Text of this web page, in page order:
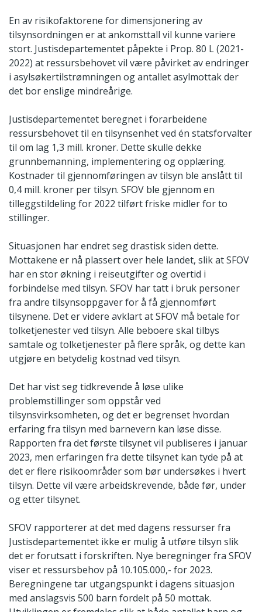
En av risikofaktorene for dimensjonering av
tilsynsordningen er at ankomsttall vil kunne variere
stort. Justisdepartementet påpekte i Prop. 80 L (2021-
2022) at ressursbehovet vil være påvirket av endringer
i asylsøkertilstrømningen og antallet asylmottak der
det bor enslige mindreårige.
Justisdepartementet beregnet i forarbeidene
ressursbehovet til en tilsynsenhet ved én statsforvalter
til om lag 1,3 mill. kroner. Dette skulle dekke
grunnbemanning, implementering og opplæring.
Kostnader til gjennomføringen av tilsyn ble anslått til
0,4 mill. kroner per tilsyn. SFOV ble gjennom en
tilleggstildeling for 2022 tilført friske midler for to
stillinger.
Situasjonen har endret seg drastisk siden dette.
Mottakene er nå plassert over hele landet, slik at SFOV
har en stor økning i reiseutgifter og overtid i
forbindelse med tilsyn. SFOV har tatt i bruk personer
fra andre tilsynsoppgaver for å få gjennomført
tilsynene. Det er videre avklart at SFOV må betale for
tolketjenester ved tilsyn. Alle beboere skal tilbys
samtale og tolketjenester på flere språk, og dette kan
utgjøre en betydelig kostnad ved tilsyn.
Det har vist seg tidkrevende å løse ulike
problemstillinger som oppstår ved
tilsynsvirksomheten, og det er begrenset hvordan
erfaring fra tilsyn med barnevern kan løse disse.
Rapporten fra det første tilsynet vil publiseres i januar
2023, men erfaringen fra dette tilsynet kan tyde på at
det er flere risikoområder som bør undersøkes i hvert
tilsyn. Dette vil være arbeidskrevende, både før, under
og etter tilsynet.
SFOV rapporterer at det med dagens ressurser fra
Justisdepartementet ikke er mulig å utføre tilsyn slik
det er forutsatt i forskriften. Nye beregninger fra SFOV
viser et ressursbehov på 10.105.000,- for 2023.
Beregningene tar utgangspunkt i dagens situasjon
med anslagsvis 500 barn fordelt på 50 mottak.